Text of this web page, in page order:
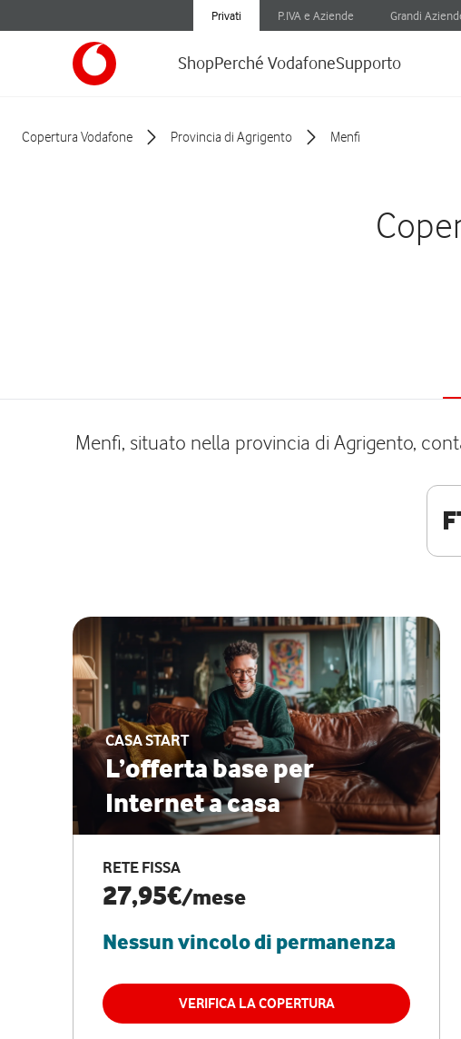
Privati P.IVA e Aziende Grandi
ShopPerché VodafoneSupporto
Copertura Vodafone Provincia di Agrigento Menfi
Menfi, situato nella provincia di Agrigento,
CASA START
L’offerta base per
Internet a casa
RETE FISSA
27,95€/mese
Nessun vincolo di permanenza
VERIFICA LA COPERTURA